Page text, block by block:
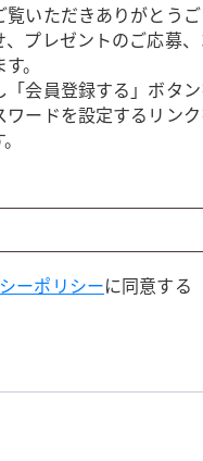
覧いただきありがとう
、プレゼントのご応募
。
会員登録する」ボタ
ードを設定するリン
ーポリシーに同意する